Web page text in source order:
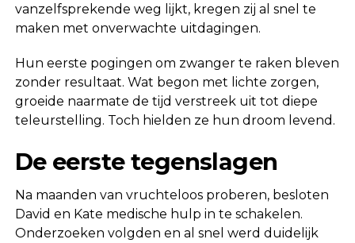
vanzelfsprekende weg lijkt, kregen zij al snel te
maken met onverwachte uitdagingen.
Hun eerste pogingen om zwanger te raken bleven
zonder resultaat. Wat begon met lichte zorgen,
groeide naarmate de tijd verstreek uit tot diepe
teleurstelling. Toch hielden ze hun droom levend.
De eerste tegenslagen
Na maanden van vruchteloos proberen, besloten
David en Kate medische hulp in te schakelen.
Onderzoeken volgden en al snel werd duidelijk